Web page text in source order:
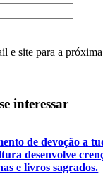
e site para a
interessar
de devoção a
desenvolve
e livros sagrados.